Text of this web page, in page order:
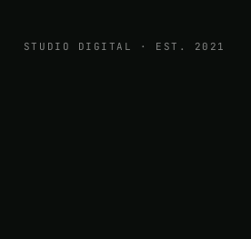
STUDIO DIGITAL · EST. 2021